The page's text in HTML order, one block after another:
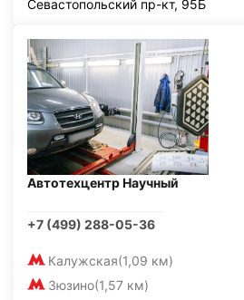
Севастопольский пр-кт, 95Б
Автотехцентр Научный
+7 (499) 288-05-36
Калужская(1,09 км)
Зюзино(1,57 км)